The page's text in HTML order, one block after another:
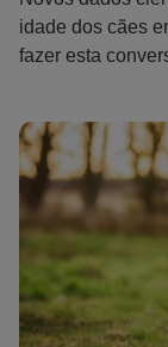
idade dos cães
fazer esta